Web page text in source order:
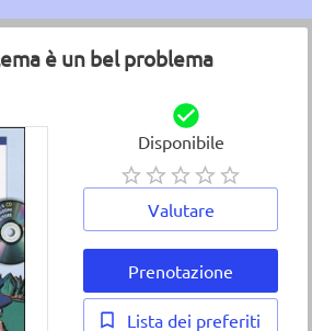
è un bel problema
Disponibile
Valutare
Prenotazione
Lista dei preferiti